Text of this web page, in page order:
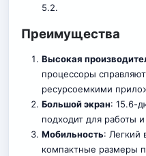
5.2.
Преимущества
Высокая
процессоры
ресурсоемкими
Большой экран: 15.6-
подходит для работы
Мобильность: Легкий
компактные размеры